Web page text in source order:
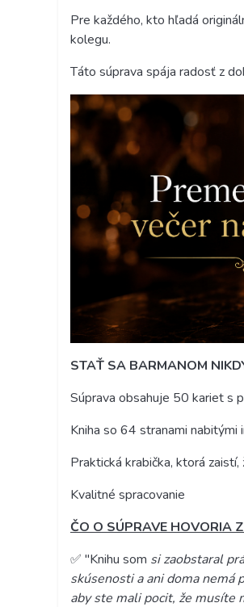
Pre každého, kto hľadá
kolegu.
Táto súprava spája radosť z
STAŤ SA BARMANOM
Súprava obsahuje 50 kariet s
Kniha so 64 stranami nabitými
Praktická krabička, ktorá
Kvalitné spracovanie
ČO O SÚPRAVE HOVORIA
✅ "Knihu som si zaobstaral
skúsenosti a ani doma nemá
aby ste mali pocit, že musíte